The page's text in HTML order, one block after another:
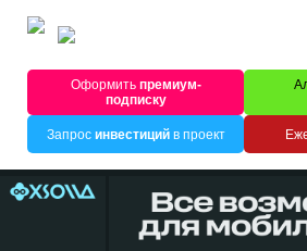
Оформитьпремиум-
подписку
Запрос инвестицийв проект